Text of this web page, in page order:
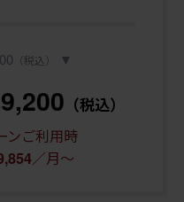
（税込） ▼
（税込）
ンご利用時
／月～